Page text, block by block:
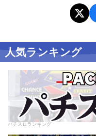
人気ランキング
パチスロランキング